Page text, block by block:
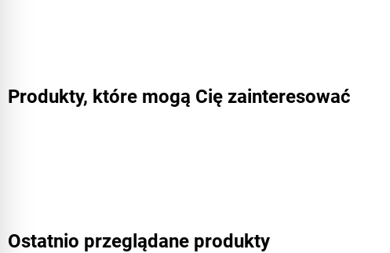
Produkty, które mogą Cię zainteresować
Ostatnio przeglądane produkty